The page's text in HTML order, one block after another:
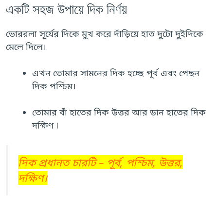
একটি সহজ উপায়ে দিক নির্ণয়
ভোররলা সূর্যের দিকে মুখ করে দাঁড়িয়ে হাত দুটো দুইদিকে
মেলে দিলে৷
এখন তোমার সামনের দিক হচ্ছে পূর্ব এবং পেছন
দিক পশ্চিম।
তোমার বাঁ হাতের দিক উত্তর আর ডান হাতের দিক
দক্ষিণ ৷
দিক প্রধানত চারটি – পূর্ব, পশ্চিম, উত্তর,
দক্ষিণ।